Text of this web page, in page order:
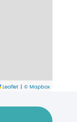
Leaflet | © Mapbox